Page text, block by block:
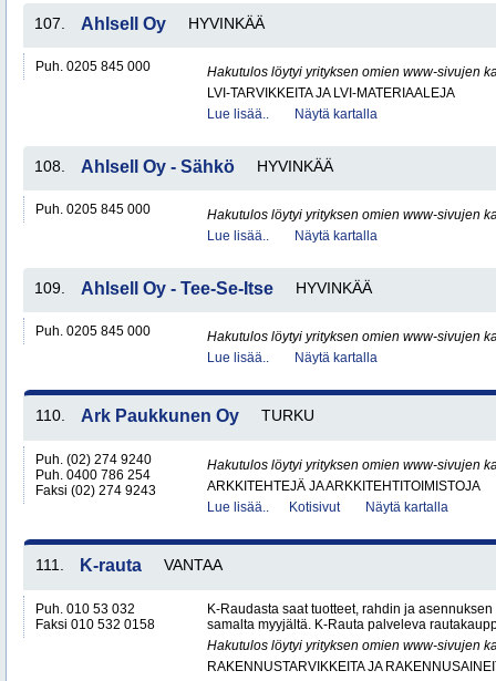
107. Ahlsell Oy HYVINKÄÄ
Puh. 0205 845 000
Hakutulos löytyi yrityksen omien www-sivujen
LVI-TARVIKKEITA JA LVI-MATERIAALEJA
Lue lisää..
Näytä kartalla
108. Ahlsell Oy - Sähkö HYVINKÄÄ
Puh. 0205 845 000
Hakutulos löytyi yrityksen omien www-sivujen
Lue lisää..
Näytä kartalla
109. Ahlsell Oy - Tee-Se-Itse HYVINKÄÄ
Puh. 0205 845 000
Hakutulos löytyi yrityksen omien www-sivujen
Lue lisää..
Näytä kartalla
110. Ark Paukkunen Oy TURKU
Puh. (02) 274 9240
Puh. 0400 786 254
Faksi (02) 274 9243
Hakutulos löytyi yrityksen omien www-sivujen
ARKKITEHTEJÄ JA ARKKITEHTITOIMISTOJA
Lue lisää..
Kotisivut Näytä kartalla
111. K-rauta VANTAA
Puh. 010 53 032
Faksi 010 532 0158
K-Raudasta saat tuotteet, rahdin ja
samalta myyjältä. K-Rauta palveleva
Hakutulos löytyi yrityksen omien www-sivujen
RAKENNUSTARVIKKEITA JA